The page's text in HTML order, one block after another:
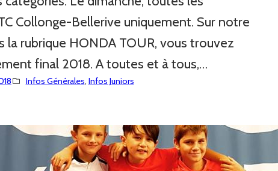
Collonge-Bellerive uniquement. Sur notre
la rubrique HONDA TOUR, vous trouvez
final 2018. A toutes et à tous,…
Infos Générales, Infos Juniors